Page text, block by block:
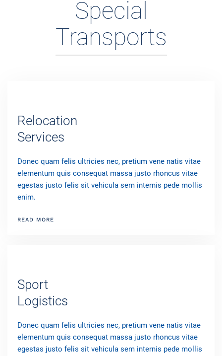
Special
Transports
Relocation
Services
Donec quam felis ultricies nec, pretium vene natis vitae
elementum quis consequat massa justo rhoncus vitae
egestas justo felis sit vehicula sem internis pede mollis
enim.
READ MORE
Sport
Logistics
Donec quam felis ultricies nec, pretium vene natis vitae
elementum quis consequat massa justo rhoncus vitae
egestas justo felis sit vehicula sem internis pede mollis